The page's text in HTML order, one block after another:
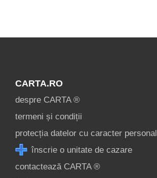
CARTA.RO
despre CARTA ®
termeni și condiții
protecția datelor cu caracter personal
înscrie o unitate de cazare
contactează CARTA ®